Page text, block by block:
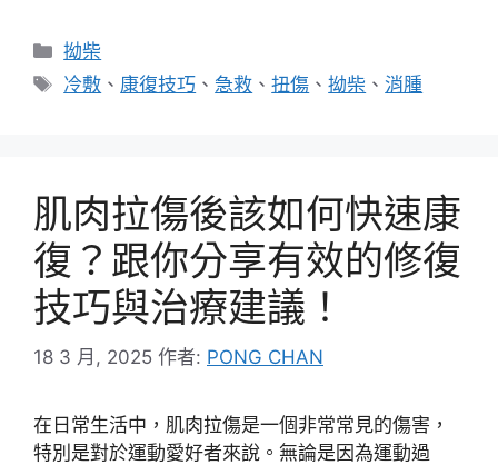
分
類
拗柴
標
冷敷 、 康復技巧 、急救 、扭傷 、拗柴 、消腫
肌肉拉傷後該如何快速康
復？跟你分享有效的修復
技巧與治療建議！
18 3 月, 2025 作者: PONG CHAN
在日常生活中，肌肉拉傷是一個非常常見的傷害，
特別是對於運動愛好者來說。無論是因為運動過